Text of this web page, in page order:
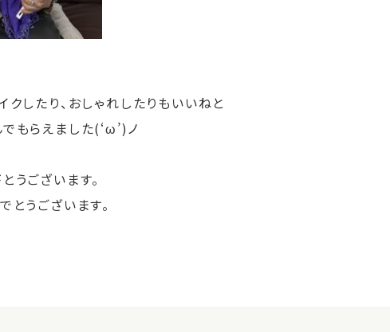
クしたり、おしゃれしたりもいいねと
もらえました(‘ω’)ノ
うございます。
とうございます。